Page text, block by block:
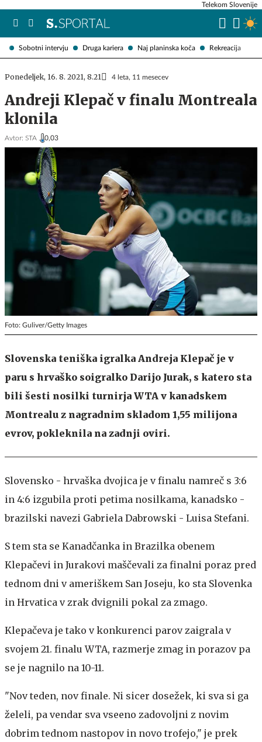
Sobotni intervju Druga kariera Naj planinska koča Rekreacija
Telekom Slovenije
Ponedeljek, 16. 8. 2021, 8.21 4 leta, 11 mesecev
Andreji Klepač v finalu Montreala
klonila
Avtor: STA , 0,03
Foto: Guliver/Getty Images
Slovenska teniška igralka Andreja Klepač je v
paru s hrvaško soigralko Darijo Jurak, s katero sta
bili šesti nosilki turnirja WTA v kanadskem
Montrealu z nagradnim skladom 1,55 milijona
evrov, pokleknila na zadnji oviri.
Slovensko - hrvaška dvojica je v finalu namreč s 3:6
in 4:6 izgubila proti petima nosilkama, kanadsko -
brazilski navezi Gabriela Dabrowski - Luisa Stefani.
S tem sta se Kanadčanka in Brazilka obenem
Klepačevi in Jurakovi maščevali za finalni poraz pred
tednom dni v ameriškem San Joseju, ko sta Slovenka
in Hrvatica v zrak dvignili pokal za zmago.
Klepačeva je tako v konkurenci parov zaigrala v
svojem 21. finalu WTA, razmerje zmag in porazov pa
se je nagnilo na 10-11.
"Nov teden, nov finale. Ni sicer dosežek, ki sva si ga
želeli, pa vendar sva vseeno zadovoljni z novim
dobrim tednom nastopov in novo trofejo," je prek